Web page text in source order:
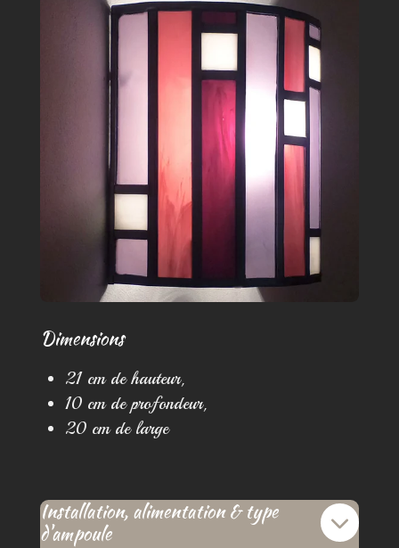
Dimensions
21 cm de hauteur,
10 cm de profondeur,
20 cm de large​​​​​​​
Installation, alimentation & type
d'ampoule